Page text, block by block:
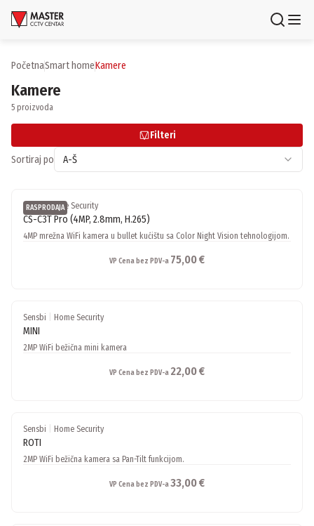
Proizvodi
Brendovi
Aktuelnosti
Zaposlenje
Početna smart home kamere
Kamere
5 proizvoda
Filteri
Sortiraj po A-Š
RASPRODAJA
Ezviz | Home Security
CS-C3T Pro (4MP, 2.8mm, H.265)
4MP mrežna WiFi kamera u bullet kućištu sa Color Night Vision tehnologijom.
VP Cena bez PDV-a 75,00 €
Sensbi Home Security
MINI
2MP WiFi bežična mini kamera
VP Cena bez PDV-a 22,00 €
Sensbi Home Security
ROTI
2MP WiFi bežična kamera sa Pan-Tilt funkcijom.
VP Cena bez PDV-a33,00 €